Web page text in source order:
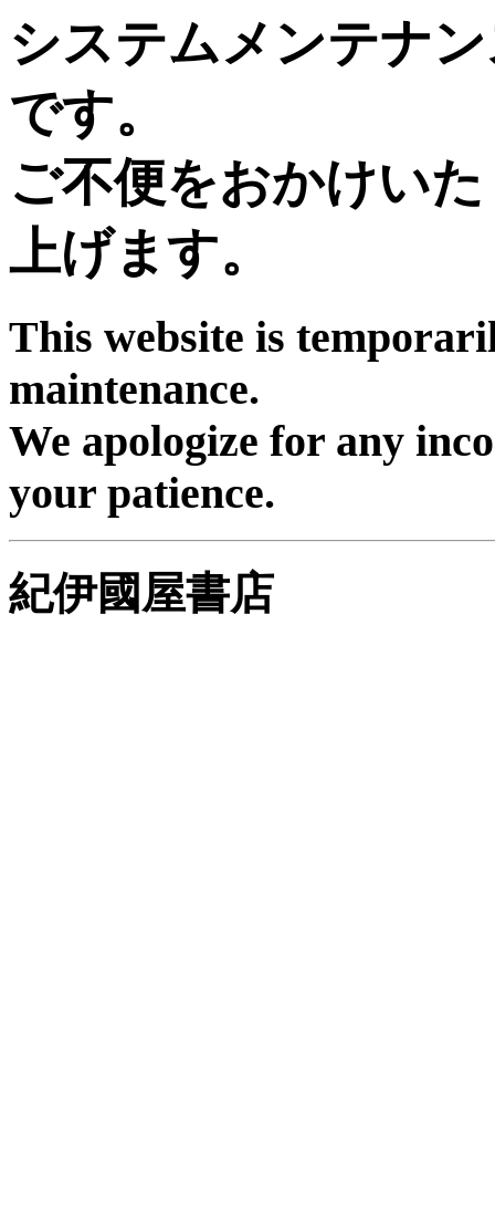
システムメンテナ
です。
ご不便をおかけい
上げます。
This website is
maintenance.
We apologize for any
your patience.
紀伊國屋書店